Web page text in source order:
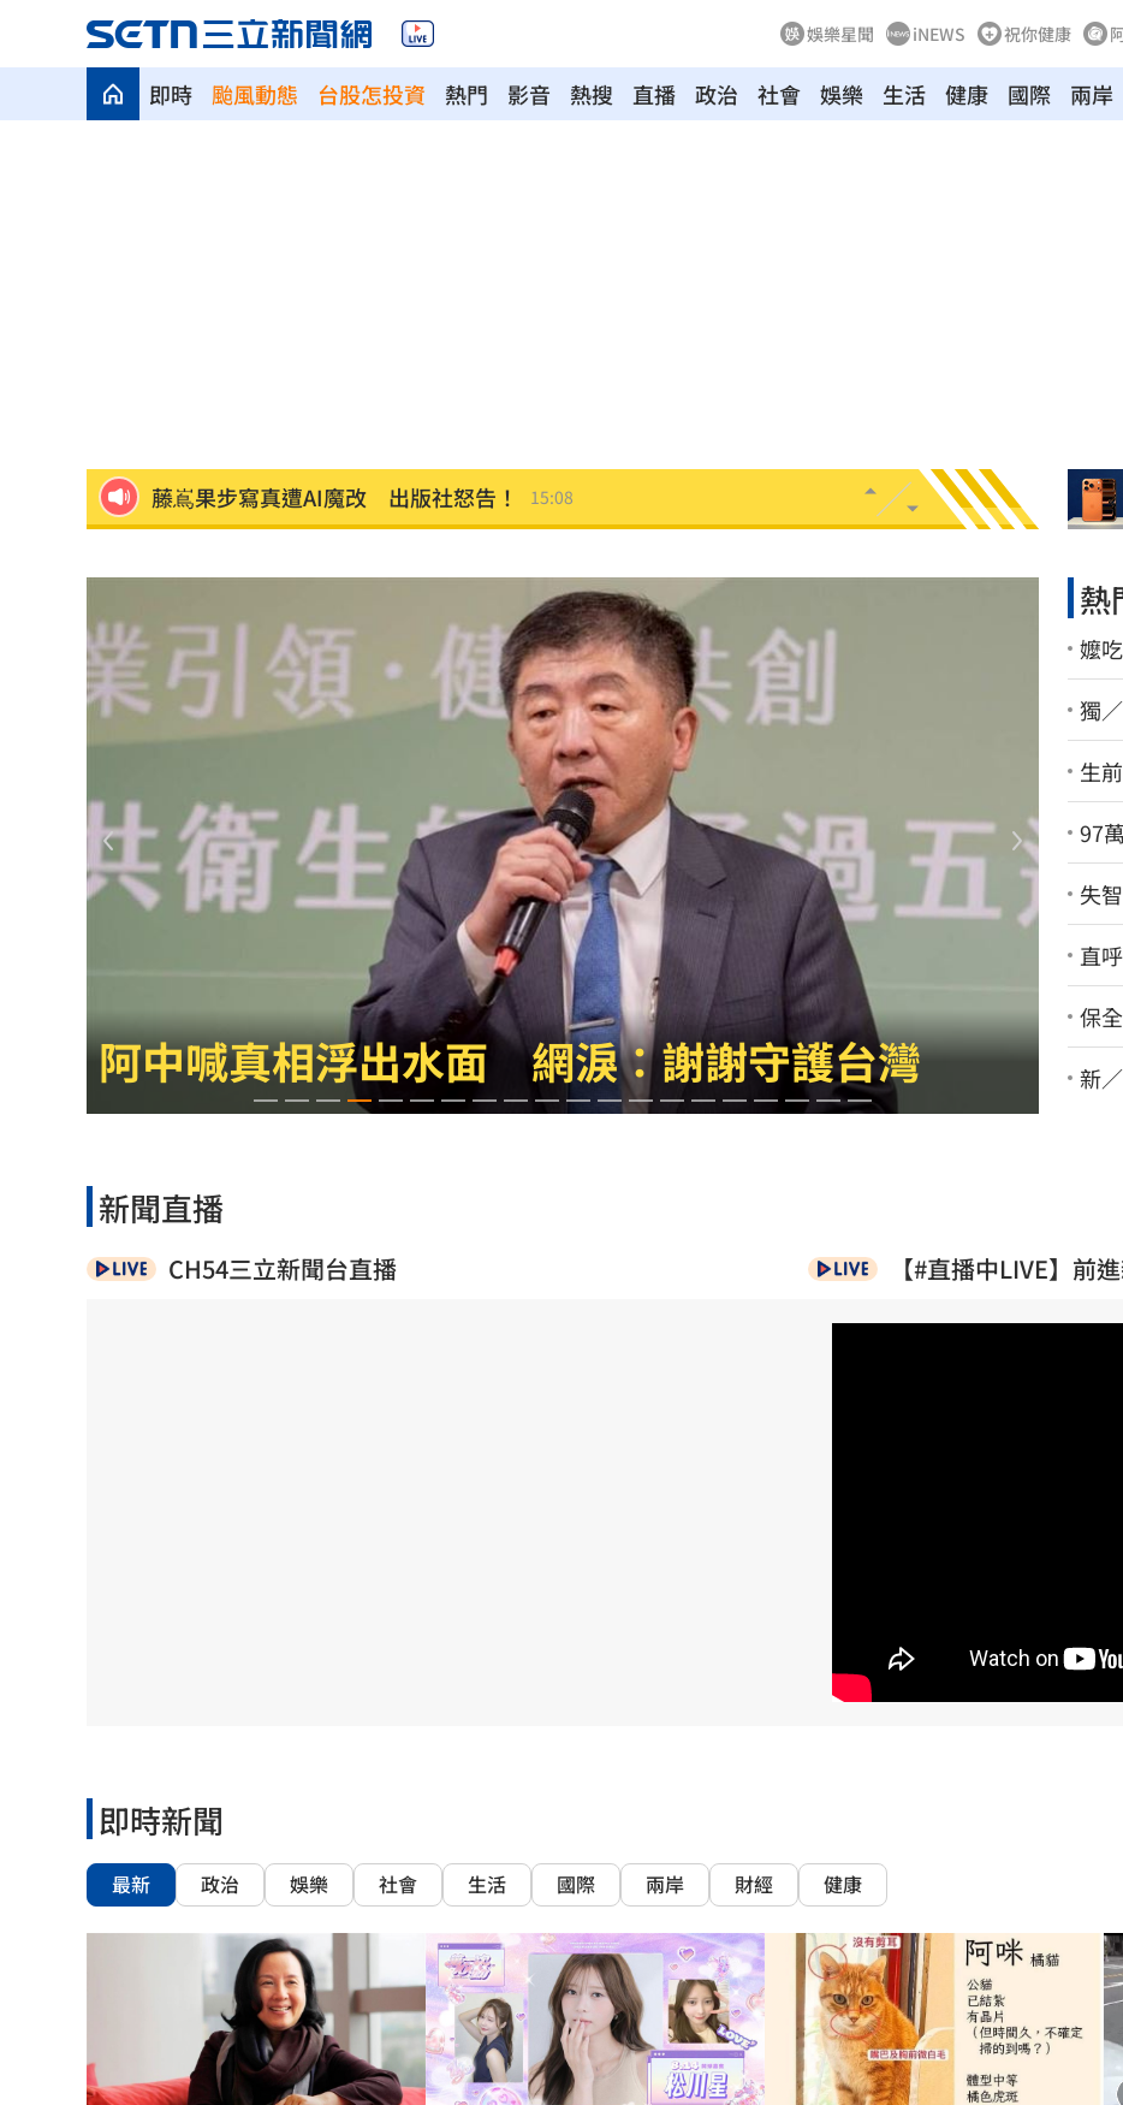
娛樂星聞 iNEWS 祝你健康
即時 颱風動態 台股怎投資 熱門 影音 熱搜 直播 政治 社會 娛樂 生活 健康 國際 兩岸
藤嶌果步寫真遭AI魔改 出版社怒告！ 15:08
連三個月CPI破通膨線 央行政策走勢曝 15:04
三峽街頭爆槍響！毒品糾紛男遭開槍洩憤 15:04
嘴咬鋁箔包也被盤查 騎士質疑警刻意刁難 15:03
2026年市佔40％！台灣頭家最愛神車 15:00
做錯恐奪命 專家示警停電「7大NG行為」 15:00
錄到一半失控 胡瓜遭陳亞蘭抓頭撞氣球 14:59
新／南港Lalaport施工意外！鷹架坍塌墜落 14:57
肥大叔猝逝前為何堅持直播？網悲曝這原因 14:54
GPT將取消這項限制 免費版都受惠 14:53
沈玉琳驚人女僕造型曝光 全場一看都嚇傻 14:48
裸辭在家當奶爸 他砸百萬做出AI破億神劇 14:48
阮經天新片入選多倫多影展 日本導演狂讚
獨／單親雙寶爸「送貨撞死人」　法官開恩 獨
熱
嬤
獨
生
97
失
直
保
新
新聞直播
CH54三立新聞台直播 【#直播中LIVE】前
即時新聞
最新 政治 娛樂 社會 生活 國際 兩岸 財經 健康